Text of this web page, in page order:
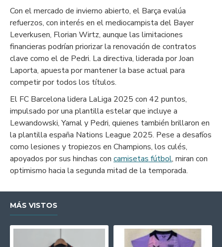
Con el mercado de invierno abierto, el Barça evalúa
refuerzos, con interés en el mediocampista del Bayer
Leverkusen, Florian Wirtz, aunque las limitaciones
financieras podrían priorizar la renovación de contratos
clave como el de Pedri. La directiva, liderada por Joan
Laporta, apuesta por mantener la base actual para
competir por todos los títulos.
El FC Barcelona lidera LaLiga 2025 con 42 puntos,
impulsado por una plantilla estelar que incluye a
Lewandowski, Yamal y Pedri, quienes también brillaron en
la plantilla españa Nations League 2025. Pese a desafíos
como lesiones y tropiezos en Champions, los culés,
apoyados por sus hinchas con camisetas fútbol, miran con
optimismo hacia la segunda mitad de la temporada.
MÁS VISTOS